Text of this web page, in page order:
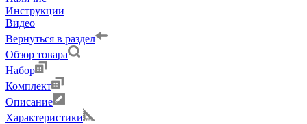
Инструкции
Видео
Вернуться в раздел
Обзор товара
Набор
Комплект
Описание
Характеристики